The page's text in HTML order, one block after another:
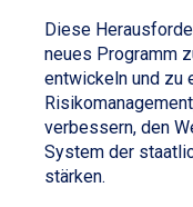
Diese
neues Programm
entwickeln und zu
verbessern, den
System der
stärken.